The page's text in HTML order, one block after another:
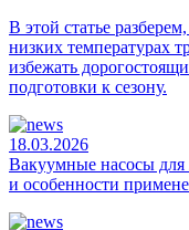
В этой статье
низких температурах
избежать
подготовки к сезону.
18.03.2026
Вакуумные насосы
и особенности